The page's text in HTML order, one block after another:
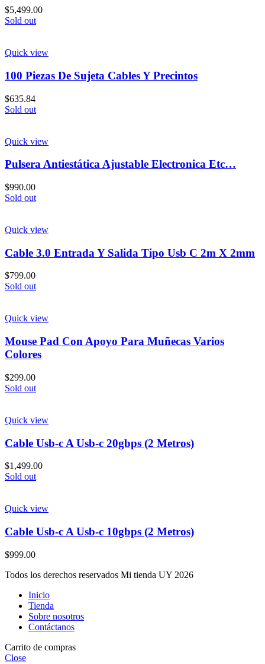
$5,499.00
Sold out
Quick view
100 Piezas De Sujeta Cables Y Precintos
$635.84
Sold out
Quick view
Pulsera Antiestática Ajustable Electronica Etc…
$990.00
Sold out
Quick view
Cable 3.0 Entrada Y Salida Tipo Usb C 2m X 2mm
$799.00
Sold out
Quick view
Mouse Pad Con Apoyo Para Muñecas Varios
Colores
$299.00
Sold out
Quick view
Cable Usb-c A Usb-c 20gbps (2 Metros)
$1,499.00
Sold out
Quick view
Cable Usb-c A Usb-c 10gbps (2 Metros)
$999.00
Todos los derechos reservados Mi tienda UY 2026
Inicio
Tienda
Sobre nosotros
Contáctanos
Carrito de compras
Close